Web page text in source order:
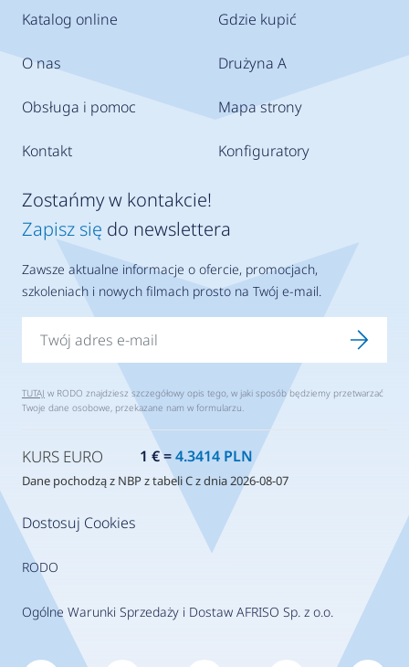
Katalog online
O nas
Obsługa i pomoc
Kontakt
Gdzie kupić
Drużyna A
Mapa strony
Konfiguratory
Dostosuj Cookies
RODO
Ogólne Warunki Sprzedaży i Dostaw AFRISO Sp. z o.o.
Zostańmy w kontakcie!
Zapisz się do newslettera
Zawsze aktualne informacje o ofercie, promocjach,
szkoleniach i nowych filmach prosto na Twój e-mail.
TUTAJ w RODO znajdziesz szczegółowy opis tego, w jaki sposób będziemy przetwarzać
Twoje dane osobowe, przekazane nam w formularzu.
KURS EURO 1 € =4.3414 PLN
Dane pochodzą z NBP z tabeli C z dnia 2026-08-07